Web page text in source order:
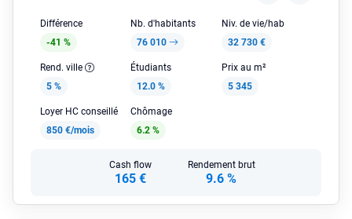
Différence
-41 %
Nb. d'habitants
76 010
Niv. de vie/hab
32 730 €
Rend. ville
5 %
Étudiants
12.0 %
Prix au m²
5 345
Loyer HC conseillé
850 €/mois
Chômage
6.2 %
Cash flow
165 €
Rendement brut
9.6 %